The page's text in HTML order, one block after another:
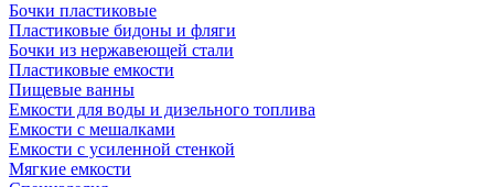
Бочки пластиковые
Пластиковые бидоны и фляги
Бочки из нержавеющей стали
Пластиковые емкости
Пищевые ванны
Емкости для воды и дизельного топлива
Емкости с мешалками
Емкости с усиленной стенкой
Мягкие емкости